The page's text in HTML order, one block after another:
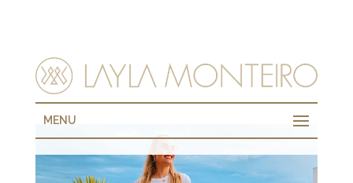
MENU